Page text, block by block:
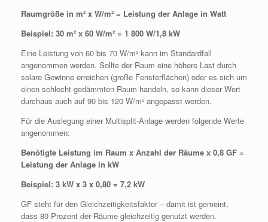
Raumgröße in m² x W/m² = Leistung der Anlage in Watt
Beispiel: 30 m² x 60 W/m² = 1 800 W/1,8 kW
Eine Leistung von 60 bis 70 W/m² kann im Standardfall
angenommen werden. Sollte der Raum eine höhere Last durch
solare Gewinne erreichen (große Fensterflächen) oder es sich um
einen schlecht gedämmten Raum handeln, so kann dieser Wert
durchaus auch auf 90 bis 120 W/m² angepasst werden.
Für die Auslegung einer Multisplit-Anlage werden folgende Werte
angenommen:
Benötigte Leistung im Raum x Anzahl der Räume x 0,8 GF =
Leistung der Anlage in kW
Beispiel: 3 kW x 3 x 0,80 = 7,2 kW
GF steht für den Gleichzeitigkeitsfaktor – damit ist gemeint,
dass 80 Prozent der Räume gleichzeitig genutzt werden.